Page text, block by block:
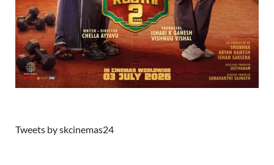
Tweets by skcinemas24